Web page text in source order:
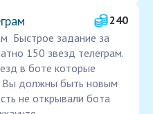
240
Быстрое задание за
150 звезд телеграм.
в боте которые
должны быть новым
не открывали бота